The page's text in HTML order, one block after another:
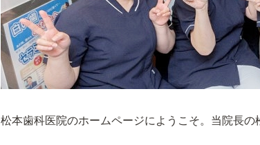
松本歯科医院のホームページにようこそ。当院長の